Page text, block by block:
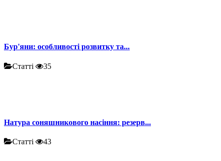
Бур'яни: особливості розвитку та...
Статті 35
Натура соняшникового насіння: резерв...
Статті 43